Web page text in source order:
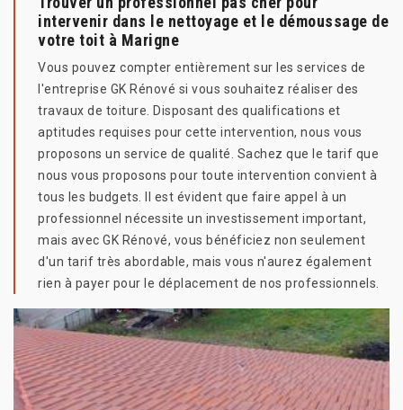
intervenir dans le nettoyage et le démoussage de
votre toit à Marigne
Vous pouvez compter entièrement sur les services de
l'entreprise GK Rénové si vous souhaitez réaliser des
travaux de toiture. Disposant des qualifications et
aptitudes requises pour cette intervention, nous vous
proposons un service de qualité. Sachez que le tarif que
nous vous proposons pour toute intervention convient à
tous les budgets. Il est évident que faire appel à un
professionnel nécessite un investissement important,
mais avec GK Rénové, vous bénéficiez non seulement
d'un tarif très abordable, mais vous n'aurez également
rien à payer pour le déplacement de nos professionnels.